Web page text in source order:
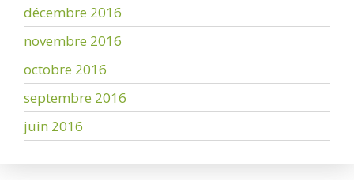
décembre 2016
novembre 2016
octobre 2016
septembre 2016
juin 2016